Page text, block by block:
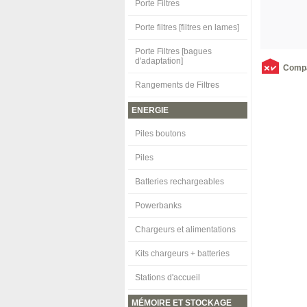
Porte Filtres
Porte filtres [filtres en lames]
Porte Filtres [bagues
d'adaptation]
Rangements de Filtres
ENERGIE
Piles boutons
Piles
Batteries rechargeables
Powerbanks
Chargeurs et alimentations
Kits chargeurs + batteries
Stations d'accueil
MÉMOIRE ET STOCKAGE